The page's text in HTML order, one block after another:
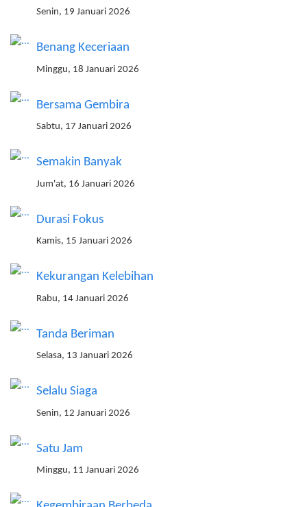
Senin, 19 Januari 2026
Benang Keceriaan
Minggu, 18 Januari 2026
Bersama Gembira
Sabtu, 17 Januari 2026
Semakin Banyak
Jum'at, 16 Januari 2026
Durasi Fokus
Kamis, 15 Januari 2026
Kekurangan Kelebihan
Rabu, 14 Januari 2026
Tanda Beriman
Selasa, 13 Januari 2026
Selalu Siaga
Senin, 12 Januari 2026
Satu Jam
Minggu, 11 Januari 2026